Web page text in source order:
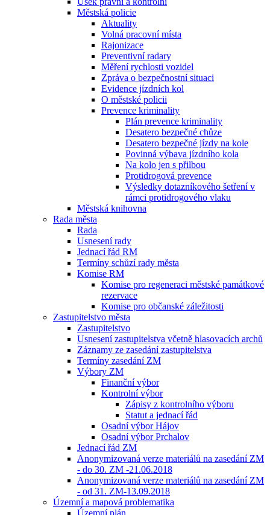
Městská policie
Aktuality
Volná pracovní místa
Rajonizace
Preventivní radary
Měření rychlosti vozidel
Zpráva o bezpečnostní situaci
Evidence jízdních kol
O městské policii
Prevence kriminality
Plán prevence kriminality
Desatero bezpečné chůze
Desatero bezpečné jízdy na kole
Povinná výbava jízdního kola
Na kolo jen s přilbou
Protidrogová prevence
Výsledky dotazníkového šetření v
rámci protidrogového vlaku
Městská knihovna
Rada města
Rada
Usnesení rady
Jednací řád RM
Termíny schůzí rady města
Komise RM
Komise pro regeneraci městské památkové
rezervace
Komise pro občanské záležitosti
Zastupitelstvo města
Zastupitelstvo
Usnesení zastupitelstva včetně hlasovacích archů
Záznamy ze zasedání zastupitelstva
Termíny zasedání ZM
Výbory ZM
Finanční výbor
Kontrolní výbor
Zápisy z kontrolního výboru
Statut a jednací řád
Osadní výbor Hájov
Osadní výbor Prchalov
Jednací řád ZM
Anonymizovaná verze materiálů na zasedání ZM
- do 30. ZM -21.06.2018
Anonymizovaná verze materiálů na zasedání ZM
- od 31. ZM-13.09.2018
Územní a mapová problematika
Územní plán